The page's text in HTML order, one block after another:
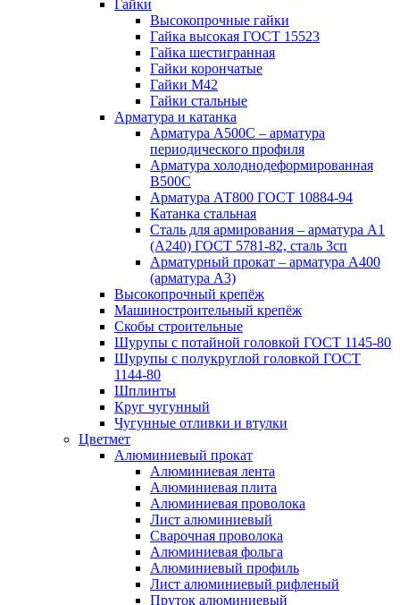
Гайки
Высокопрочные гайки
Гайка высокая ГОСТ 15523
Гайка шестигранная
Гайки корончатые
Гайки М42
Гайки стальные
Арматура и катанка
Арматура А500С – арматура
периодического профиля
Арматура холоднодеформированная
В500С
Арматура АТ800 ГОСТ 10884-94
Катанка стальная
Сталь для армирования – арматура А1
(А240) ГОСТ 5781-82, сталь 3сп
Арматурный прокат – арматура А400
(арматура А3)
Высокопрочный крепёж
Машиностроительный крепёж
Скобы строительные
Шурупы с потайной головкой ГОСТ 1145-80
Шурупы с полукруглой головкой ГОСТ
1144-80
Шплинты
Круг чугунный
Чугунные отливки и втулки
Цветмет
Алюминиевый прокат
Алюминиевая лента
Алюминиевая плита
Алюминиевая проволока
Лист алюминиевый
Сварочная проволока
Алюминиевая фольга
Алюминиевый профиль
Лист алюминиевый рифленый
Пруток алюминиевый